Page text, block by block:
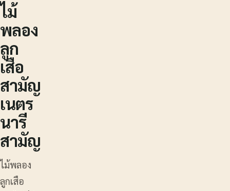
ไม้
พลอง
ลูก
เสือ
สามัญ
เนตร
นารี
สามัญ
ไม้พลอง
ลูกเสือ